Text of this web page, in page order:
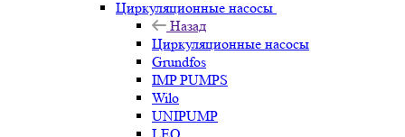
Циркуляционные насосы
Назад
Циркуляционные насосы
Grundfos
IMP PUMPS
Wilo
UNIPUMP